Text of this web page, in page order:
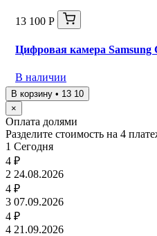
13 100 Р
Цифровая камера Samsung
В наличии
В корзину • 13 10
×
Оплата долями
Разделите стоимость на 4
1 Сегодня
4 ₽
2 24.08.2026
4 ₽
3 07.09.2026
4 ₽
4 21.09.2026